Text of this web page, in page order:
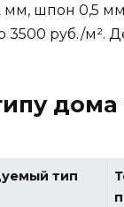
шпон 0,5
руб./м².
тип